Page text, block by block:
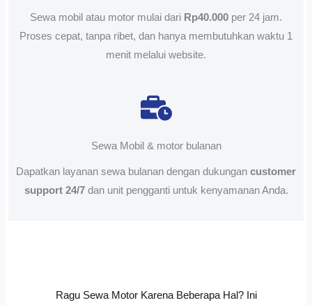
Sewa mobil atau motor mulai dari Rp40.000 per 24 jam.
Proses cepat, tanpa ribet, dan hanya membutuhkan waktu 1
menit melalui website.
Sewa Mobil & motor bulanan
Dapatkan layanan sewa bulanan dengan dukungan customer
support 24/7dan unit pengganti untuk kenyamanan Anda.
Ragu Sewa Motor Karena Beberapa Hal? Ini